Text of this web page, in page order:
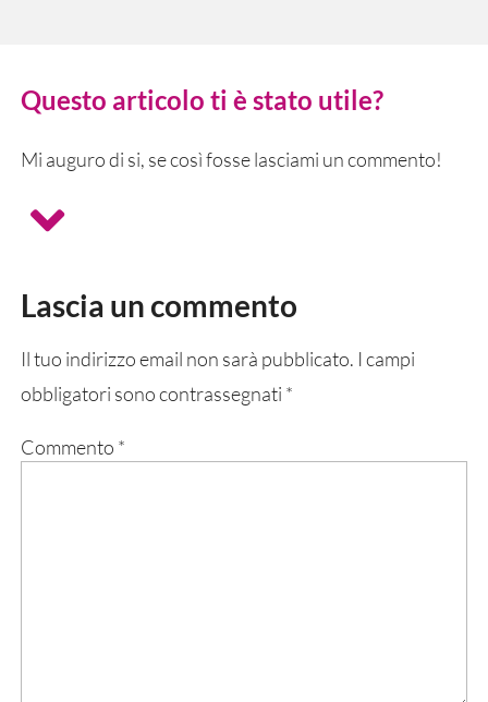
Questo articolo ti è stato utile?
Mi auguro di si, se così fosse lasciami un commento!
Lascia un commento
Il tuo indirizzo email non sarà pubblicato. I campi
obbligatori sono contrassegnati *
Commento *